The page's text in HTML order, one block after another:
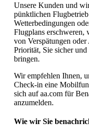
Unsere Kunden und
pünktlichen
Wetterbedingungen
Flugplans erschweren,
von Verspätungen
Priorität, Sie sicher
bringen.
Wir empfehlen Ihnen,
Check-in eine
sich auf aa.com für
anzumelden.
Wie wir Sie